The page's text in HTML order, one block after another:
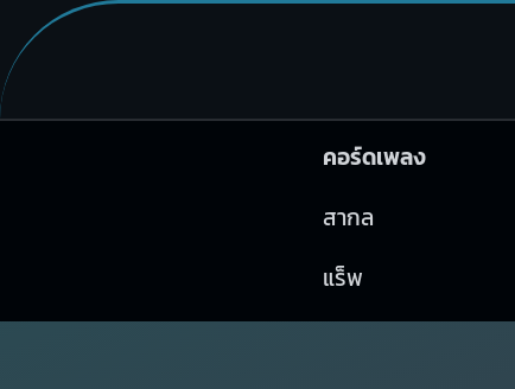
คอร์ดเพลง
สากล
แร็พ